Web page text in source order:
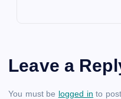
Leave a
You must be logged in to